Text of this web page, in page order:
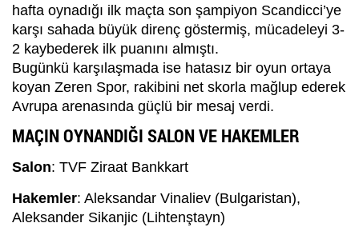
hafta oynadığı ilk maçta son şampiyon Scandicci’ye
karşı sahada büyük direnç göstermiş, mücadeleyi 3-
2 kaybederek ilk puanını almıştı.
Bugünkü karşılaşmada ise hatasız bir oyun ortaya
koyan Zeren Spor, rakibini net skorla mağlup ederek
Avrupa arenasında güçlü bir mesaj verdi.
MAÇIN OYNANDIĞI SALON VE HAKEMLER
Salon: TVF Ziraat Bankkart
Hakemler: Aleksandar Vinaliev (Bulgaristan),
Aleksander Sikanjic (Lihtenştayn)